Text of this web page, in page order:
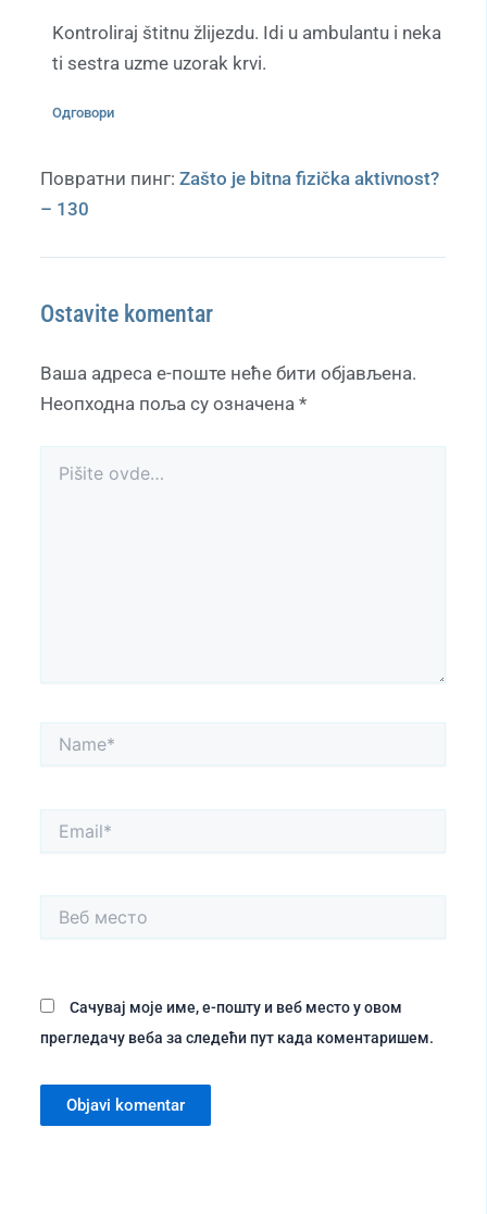
Kontroliraj štitnu žlijezdu. Idi u ambulantu i neka
ti sestra uzme uzorak krvi.
Одговори
Повратни пинг: Zašto je bitna fizička aktivnost?
– 130
Ostavite komentar
Ваша адреса е-поште неће бити објављена.
Неопходна поља су означена *
Name*
Email*
Веб
место
Сачувај моје име, е-пошту и веб место у овом
прегледачу веба за следећи пут када коментаришем.